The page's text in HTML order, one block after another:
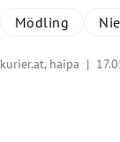
Mödling
kurier.at, haipa |